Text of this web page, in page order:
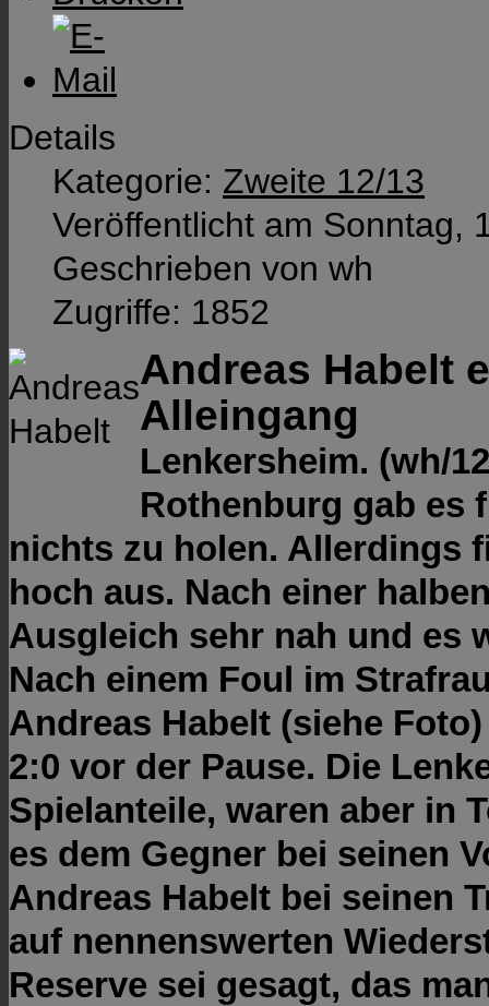
Details
Kategorie: Zweite 12/13
Veröffentlicht am Sonntag,
Geschrieben von wh
Zugriffe: 1852
Andreas Habelt
Alleingang
Lenkersheim. (wh/
Rothenburg gab es
nichts zu holen. Allerdings
hoch aus. Nach einer
Ausgleich sehr nah und es
Nach einem Foul im
Andreas Habelt (siehe
2:0 vor der Pause. Die
Spielanteile, waren aber in
es dem Gegner bei seinen
Andreas Habelt bei seinen
auf nennenswerten
Reserve sei gesagt, das